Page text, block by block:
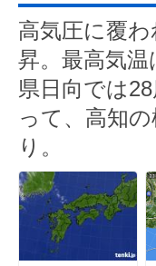
高気圧に覆
昇。最高気
県日向では
って、高知
り。